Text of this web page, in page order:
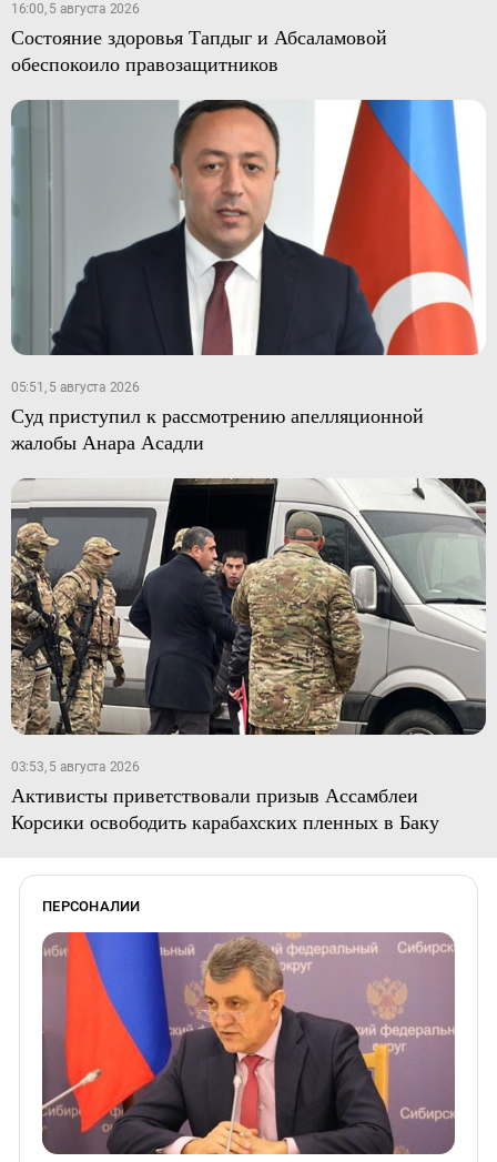
16:00, 5 августа 2026
Состояние здоровья Тапдыг и Абсаламовой
обеспокоило правозащитников
05:51, 5 августа 2026
Суд приступил к рассмотрению апелляционной
жалобы Анара Асадли
03:53, 5 августа 2026
Активисты приветствовали призыв Ассамблеи
Корсики освободить карабахских пленных в Баку
ПЕРСОНАЛИИ